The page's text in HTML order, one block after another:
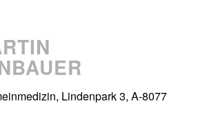
, Lindenpark 3, A-8077